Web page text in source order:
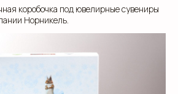
коробочка под ювелирные сувениры
Норникель.